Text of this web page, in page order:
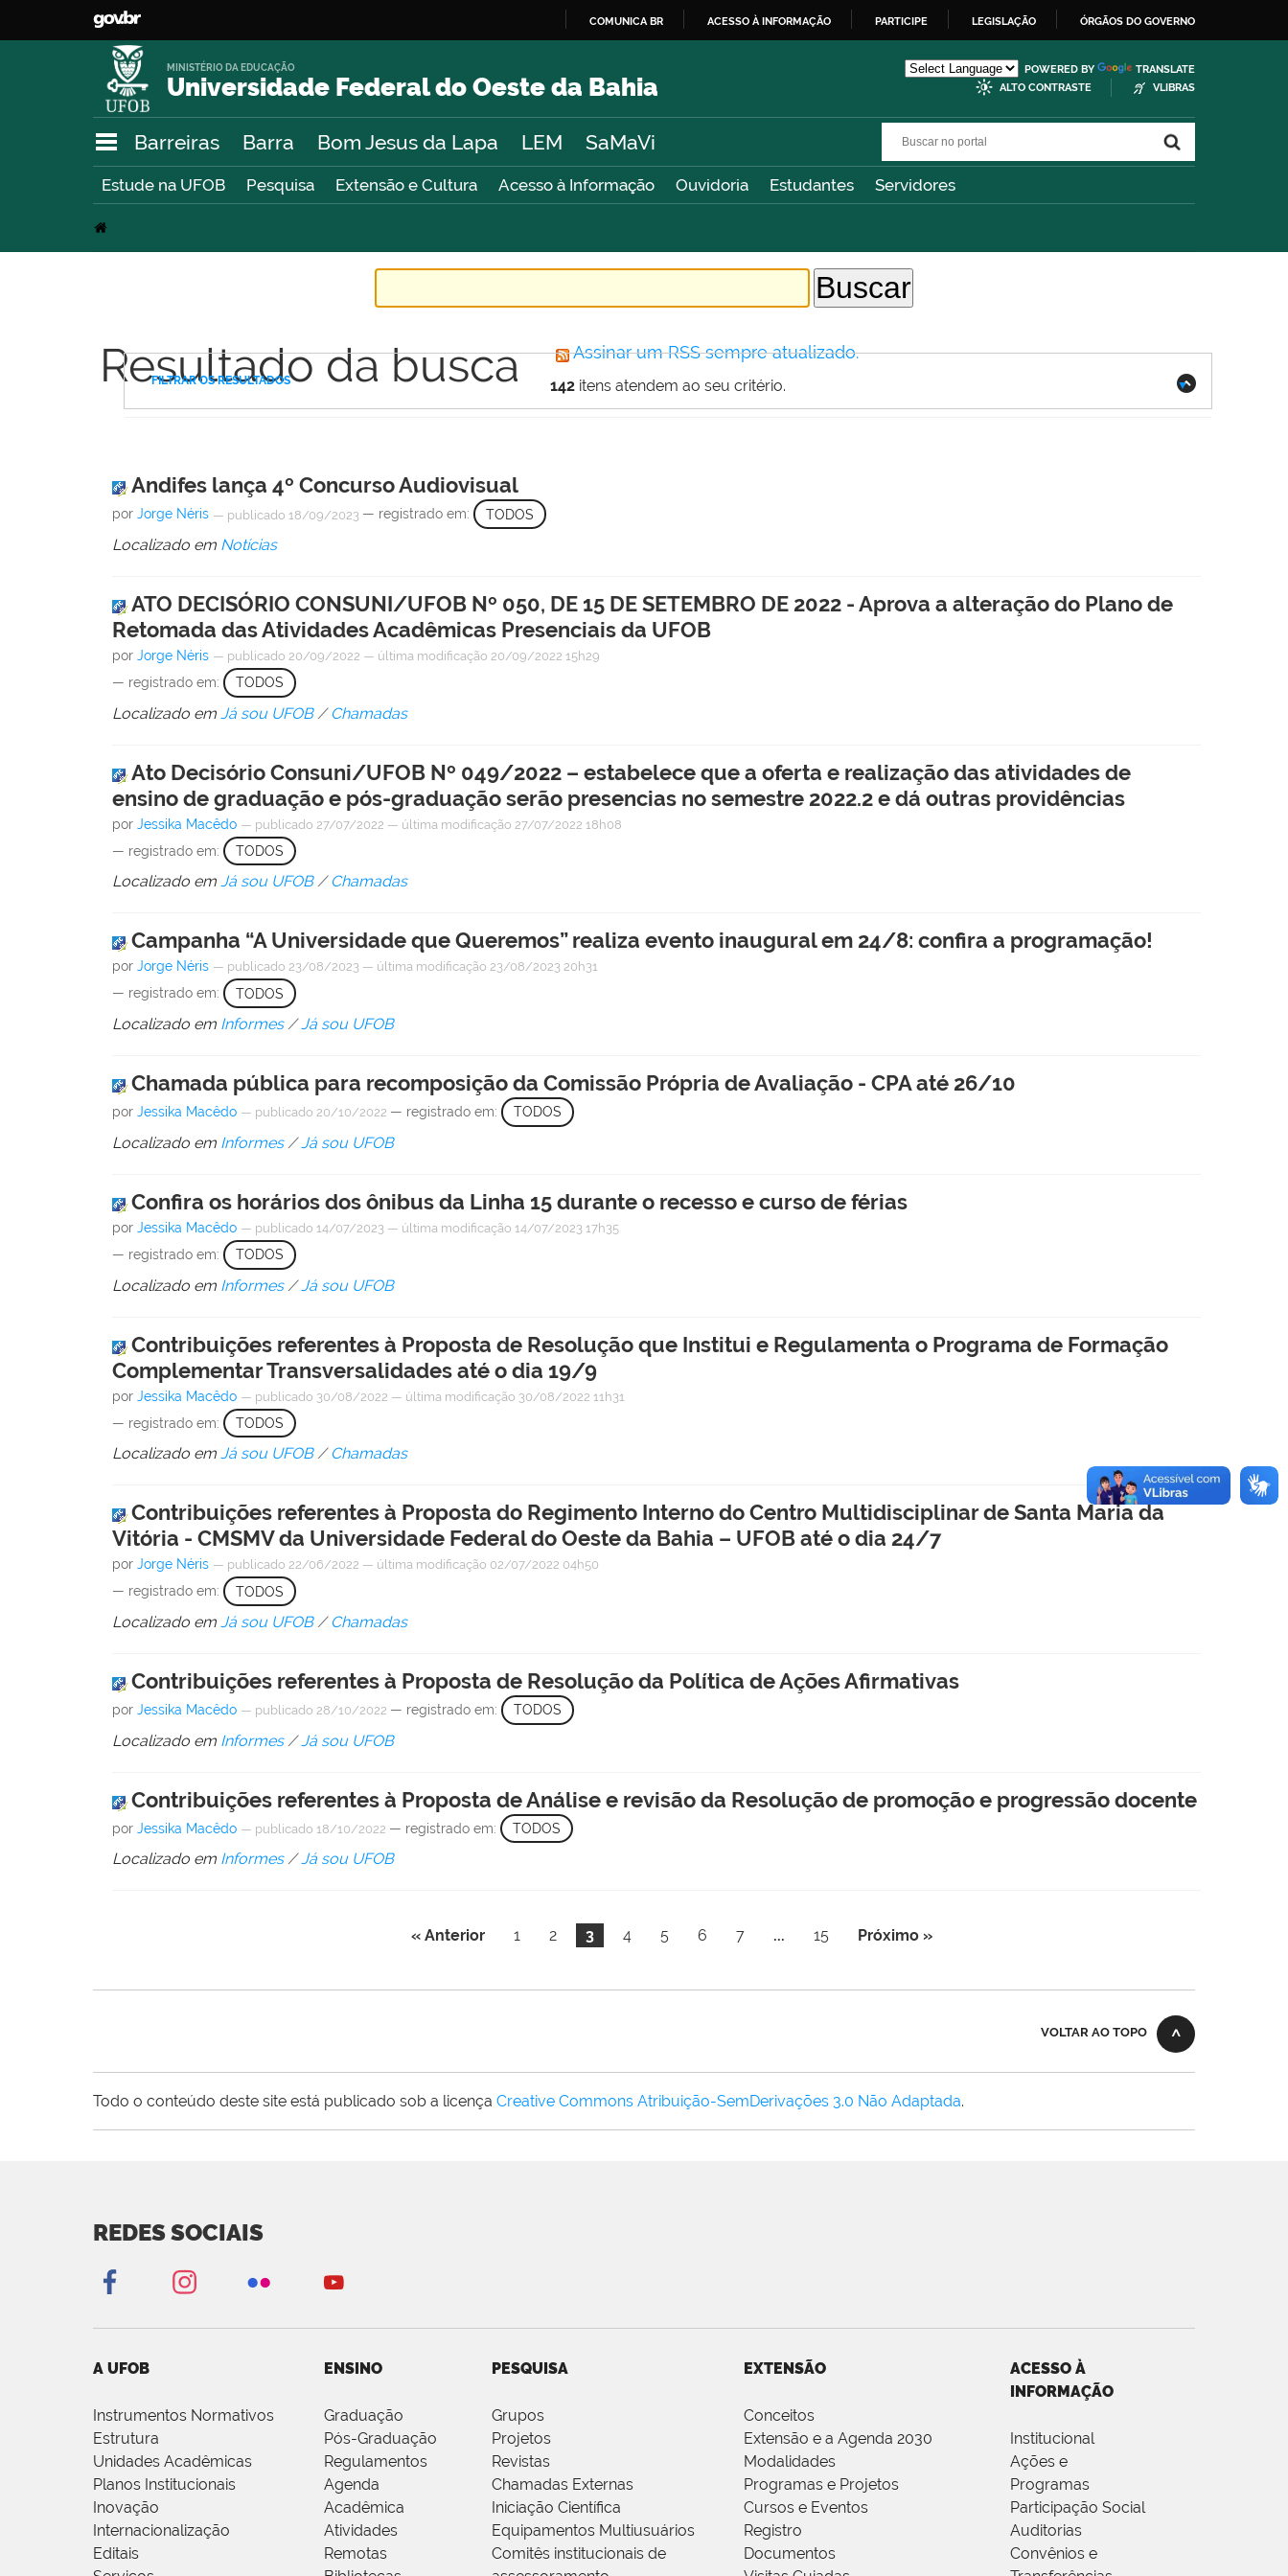
O
COMUNICA BR ACESSO À INFORMAÇÃO PARTICIPE LEGISLAÇÃO ÓRGÃOS DO GOVERNO
Universidade Federal do Oeste da Bahia
MINISTÉRIO DA EDUCAÇÃO POWERED BY
TRANSLATE
ALTO CONTRASTE
VLIBRAS
Barreiras Barra Bom Jesus da Lapa LEM SaMaVi
Estude na UFOB Pesquisa Extensão e Cultura Acesso à Informação Ouvidoria Estudantes Servidores
Resultado da busca Assinar um RSS sempre atualizado.
142 itens atendem ao seu critério.
FILTRAR OS RESULTADOS
Andifes lança 4º Concurso Audiovisual
porJorge Néris — publicado 18/09/2023 — registrado em: TODOS
Localizado em Notícias
ATO DECISÓRIO CONSUNI/UFOB Nº 050, DE 15 DE SETEMBRO DE 2022 - Aprova a alteração do Plano de
Retomada das Atividades Acadêmicas Presenciais da UFOB
porJorge Néris — publicado 20/09/2022 — última modificação 20/09/2022 15h29
— registrado em: TODOS
Localizado em Já sou UFOB / Chamadas
Ato Decisório Consuni/UFOB Nº 049/2022 – estabelece que a oferta e realização das atividades de
ensino de graduação e pós-graduação serão presencias no semestre 2022.2 e dá outras providências
porJessika Macêdo — publicado 27/07/2022 — última modificação 27/07/2022 18h08
— registrado em: TODOS
Localizado em Já sou UFOB / Chamadas
Campanha “A Universidade que Queremos” realiza evento inaugural em 24/8: confira a programação!
porJorge Néris — publicado 23/08/2023 — última modificação 23/08/2023 20h31
— registrado em: TODOS
Localizado em Informes /Já sou UFOB
Chamada pública para recomposição da Comissão Própria de Avaliação - CPA até 26/10
porJessika Macêdo — publicado 20/10/2022 — registrado em: TODOS
Localizado em Informes /Já sou UFOB
Confira os horários dos ônibus da Linha 15 durante o recesso e curso de férias
porJessika Macêdo — publicado 14/07/2023 — última modificação 14/07/2023 17h35
— registrado em: TODOS
Localizado em Informes /Já sou UFOB
Contribuições referentes à Proposta de Resolução que Institui e Regulamenta o Programa de Formação
Complementar Transversalidades até o dia 19/9
porJessika Macêdo — publicado 30/08/2022 — última modificação 30/08/2022 11h31
— registrado em: TODOS
Localizado em Já sou UFOB / Chamadas
Contribuições referentes à Proposta do Regimento Interno do Centro Multidisciplinar de Santa Maria da
Vitória - CMSMV da Universidade Federal do Oeste da Bahia – UFOB até o dia 24/7
porJorge Néris — publicado 22/06/2022 — última modificação 02/07/2022 04h50
— registrado em: TODOS
Localizado em Já sou UFOB / Chamadas
Contribuições referentes à Proposta de Resolução da Política de Ações Afirmativas
porJessika Macêdo — publicado 28/10/2022 — registrado em: TODOS
Localizado em Informes /Já sou UFOB
Contribuições referentes à Proposta de Análise e revisão da Resolução de promoção e progressão docente
porJessika Macêdo — publicado 18/10/2022 — registrado em: TODOS
Localizado em Informes /Já sou UFOB
« Anterior 1 2 3 4 5 6 7 ... 15 Próximo »
VOLTAR AO TOPO
Todo o conteúdo deste site está publicado sob a licença Creative Commons Atribuição-SemDerivações 3.0 Não Adaptada.
REDES SOCIAIS
A UFOB
Instrumentos Normativos
Estrutura
Unidades Acadêmicas
Planos Institucionais
Inovação
Internacionalização
Editais
ENSINO
Graduação
Pós-Graduação
Regulamentos
Agenda
Acadêmica
Atividades
Remotas
PESQUISA
Grupos
Projetos
Revistas
Chamadas Externas
Iniciação Científica
Equipamentos Multiusuários
Comitês institucionais de
EXTENSÃO
Conceitos
Extensão e a Agenda 2030
Modalidades
Programas e Projetos
Cursos e Eventos
Registro
Documentos
ACESSO À
INFORMAÇÃO
Institucional
Ações e
Programas
Participação Social
Auditorias
Convênios e